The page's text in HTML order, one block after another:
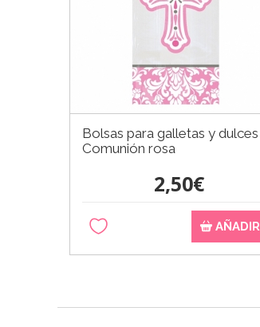
Bolsas para galletas y dulces
Comunión rosa
2,50€
AÑADIR